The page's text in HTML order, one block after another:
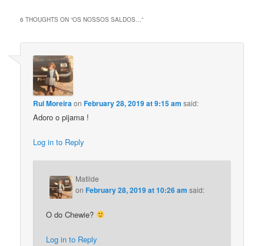
6 THOUGHTS ON “OS NOSSOS SALDOS…”
Rui MoreiraonFebruary 28, 2019 at 9:15 am said:
Adoro o pijama !
Log in to Reply
Matilde
onFebruary 28, 2019 at 10:26 am said:
O do Chewie?
Log in to Reply